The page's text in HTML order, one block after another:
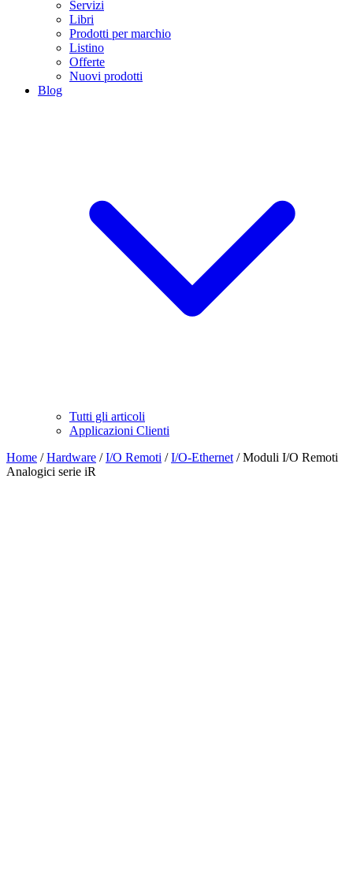
Servizi
Libri
Prodotti per marchio
Listino
Offerte
Nuovi prodotti
Blog
Tutti gli articoli
Applicazioni Clienti
Home /Hardware /I/O Remoti /I/O-Ethernet / Moduli I/O Remoti
Analogici serie iR